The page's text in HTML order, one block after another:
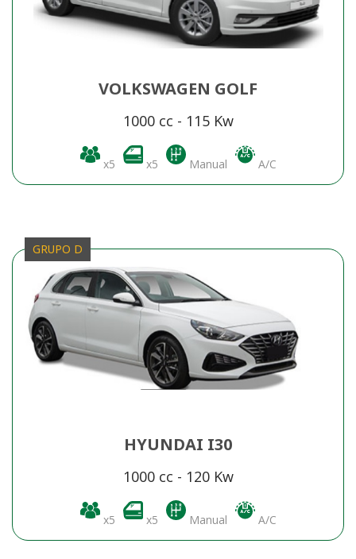
RESERVAR
VOLKSWAGEN GOLF
1000 cc - 115 Kw
x5 x5 Manual A/C
GRUPO D
HYUNDAI I30
1000 cc - 120 Kw
x5 x5 Manual A/C